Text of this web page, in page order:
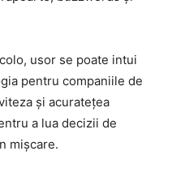
usor se poate intui
pentru companiile de
și acuratețea
a lua decizii de
mișcare.